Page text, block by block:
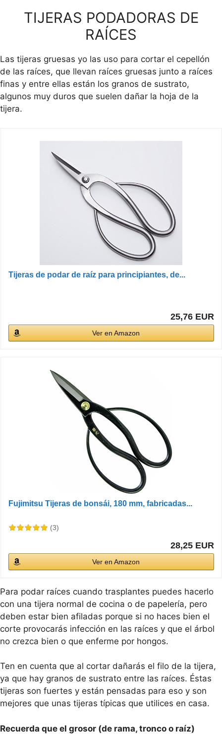
TIJERAS PODADORAS DE
RAÍCES
Las tijeras gruesas yo las uso para cortar el cepellón
de las raíces, que llevan raíces gruesas junto a raíces
finas y entre ellas están los granos de sustrato,
algunos muy duros que suelen dañar la hoja de la
tijera.
Tijeras de podar de raíz para principiantes, de...
25,76 EUR
Ver en Amazon
Fujimitsu Tijeras de bonsái, 180 mm, fabricadas...
(3)
28,25 EUR
Ver en Amazon
Para podar raíces cuando trasplantes puedes hacerlo
con una tijera normal de cocina o de papelería, pero
deben estar bien afiladas porque si no haces bien el
corte provocarás infección en las raíces y que el árbol
no crezca bien o que enferme por hongos.
Ten en cuenta que al cortar dañarás el filo de la tijera,
ya que hay granos de sustrato entre las raíces. Éstas
tijeras son fuertes y están pensadas para eso y son
mejores que unas tijeras típicas que utilices en casa.
Recuerda que el grosor (de rama, tronco o raíz)